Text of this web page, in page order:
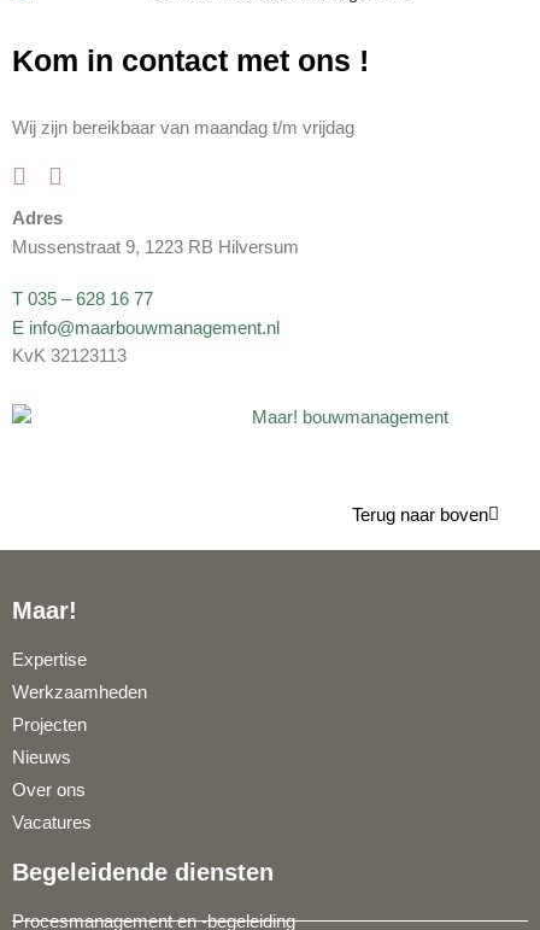
Kom in contact met ons !
Wij zijn bereikbaar van maandag t/m vrijdag
Adres
Mussenstraat 9, 1223 RB Hilversum
T 035 – 628 16 77
E info@maarbouwmanagement.nl
KvK 32123113
Terug naar boven
Maar!
Expertise
Werkzaamheden
Projecten
Nieuws
Over ons
Vacatures
Begeleidende diensten
Procesmanagement en -begeleiding